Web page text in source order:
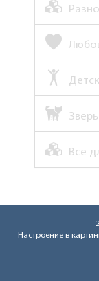
Все
Настроение в